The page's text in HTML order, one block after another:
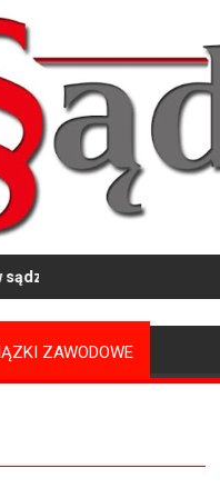
ZAWODOWE